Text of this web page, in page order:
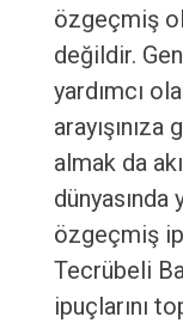
özgeçmiş
değildir.
yardımcı
almak da
özgeçmiş
Tecrübeli
ipuçlarını